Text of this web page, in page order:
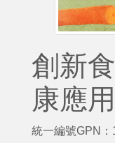
創新
康應用
統一編號GPN